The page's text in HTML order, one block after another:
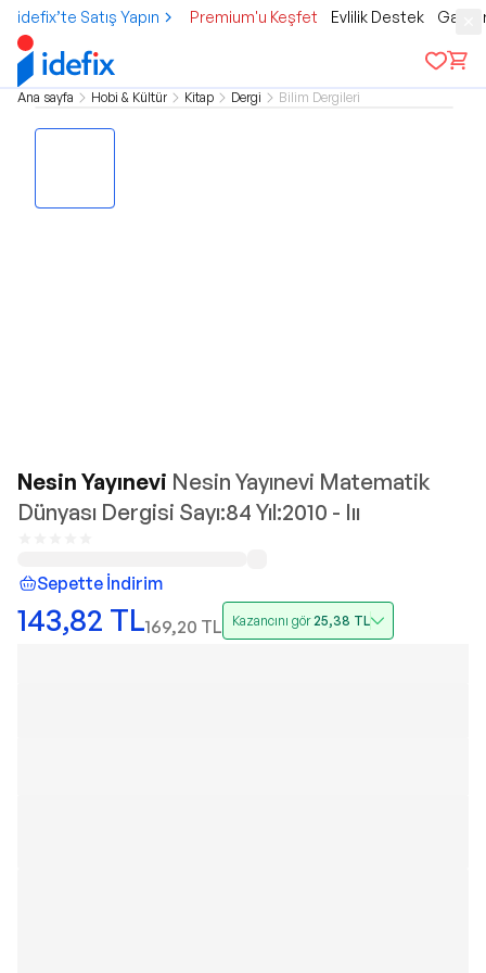
idefix’te Satış Yapın Premium'u Keşfet Evlilik Destek
Ana sayfa Hobi & Kültür Kitap Dergi Bilim Dergileri
Nesin Yayınevi Nesin Yayınevi Matematik
Dünyası Dergisi Sayı:84 Yıl:2010 - Iıı
Sepette İndirim
143,82 TL169,20 TL Kazancını gör25,38 TL